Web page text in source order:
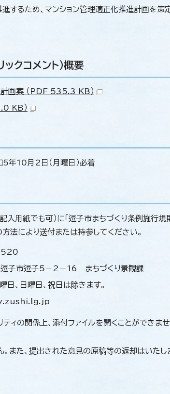
するため、マンション管理適正化推進計画を策
クコメント）概要
計画案 （PDF 535.3 KB）
KB）
5年10月2日（月曜日）必着
用紙でも可）に「逗子市まちづくり条例施行規
法により送付または持参してください。
市逗子5－2－16 まちづくり景観課
、日曜日、祝日は除きます。
ティの関係上、添付ファイルを開くことができ
また、提出された意見の原稿等の返却はいたし